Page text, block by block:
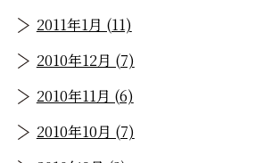
2011年1月 (11)
2010年12月 (7)
2010年11月 (6)
2010年10月 (7)